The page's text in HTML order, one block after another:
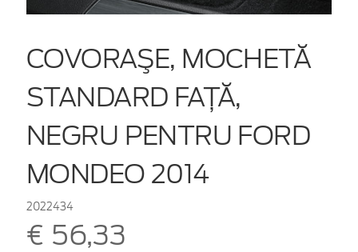
COVORAŞE, MOCHETĂ
STANDARD FAŢĂ,
NEGRU PENTRU FORD
MONDEO 2014
2022434
€ 56,33